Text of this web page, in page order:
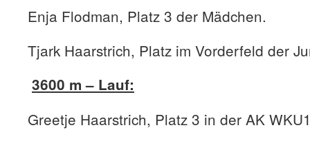
Enja Flodman, Platz 3 der Mädchen.
Tjark Haarstrich, Platz im Vorderfeld der
3600 m – Lauf:
Greetje Haarstrich, Platz 3 in der AK